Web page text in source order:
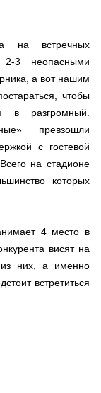
на встречных
2-3 неопасными
а вот нашим
чтобы
в разгромный.
превзошли
с гостевой
на стадионе
которых
4 место в
висят на
них, а именно
встретиться